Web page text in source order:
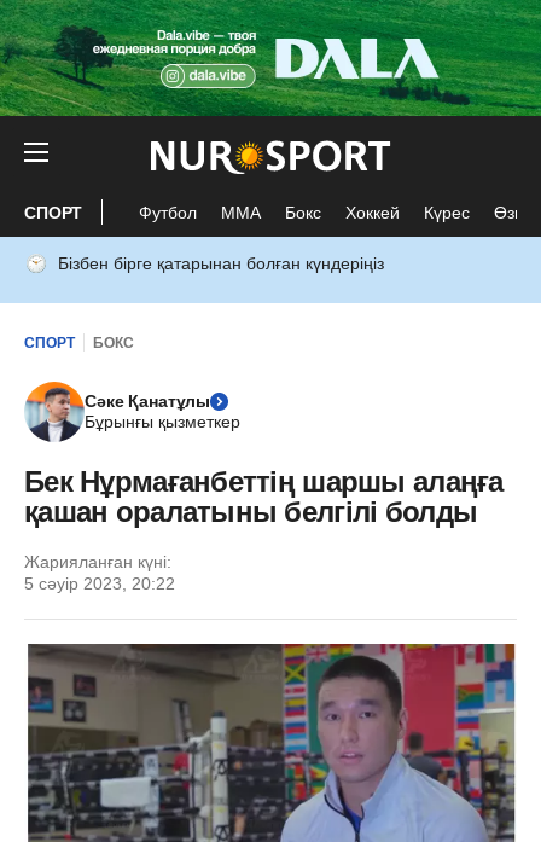
СПОРТ Футбол ММА Бокс Хоккей Күрес Өзге
Бізбен бірге қатарынан болған күндеріңіз
СПОРТ БОКС
Сәке Қанатұлы
Бұрынғы қызметкер
Бек Нұрмағанбеттің шаршы алаңға
қашан оралатыны белгілі болды
Жарияланған күні:
5 сәуір 2023, 20:22